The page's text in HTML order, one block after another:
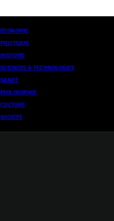
ÉCONOMIE
POLITIQUE
HISTOIRE
SCIENCES & TECHNOLOGIES
SANTÉ
PHILOSOPHIE
CULTURE
SOCIÉTÉ